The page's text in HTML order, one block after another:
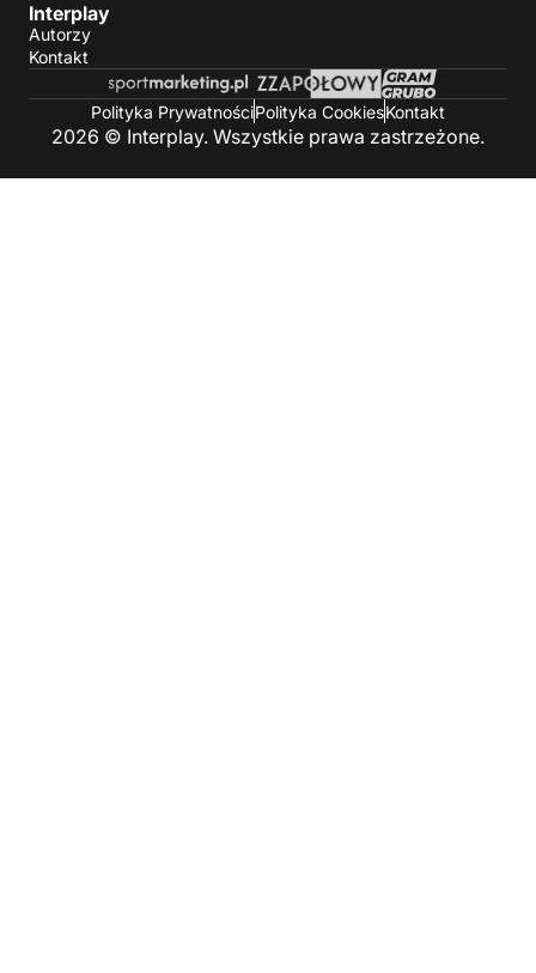
Interplay
Autorzy
Kontakt
Polityka PrywatnościPolityka CookiesKontakt
2026 © Interplay. Wszystkie prawa zastrzeżone.